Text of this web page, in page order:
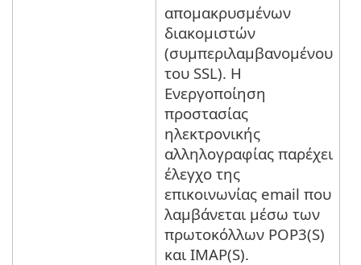
απομακρυσμένων
διακομιστών
(συμπεριλαμβανομένου
του SSL). Η
Ενεργοποίηση
προστασίας
ηλεκτρονικής
αλληλογραφίας παρέχει
έλεγχο της
επικοινωνίας email που
λαμβάνεται μέσω των
πρωτοκόλλων POP3(S)
και IMAP(S).